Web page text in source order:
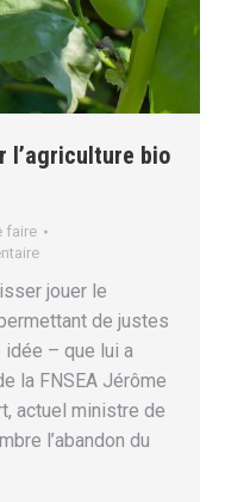
l’agriculture bio
faire
jouer le
de justes
idée – que lui a
la FNSEA Jérôme
actuel ministre de
l’abandon du